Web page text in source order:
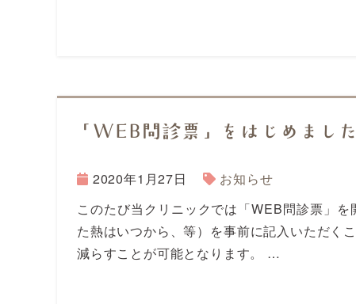
「WEB問診票」をはじめました
2020年1月27日
お知らせ
このたび当クリニックでは「WEB問診票」
た熱はいつから、等）を事前に記入いただく
減らすことが可能となります。 …